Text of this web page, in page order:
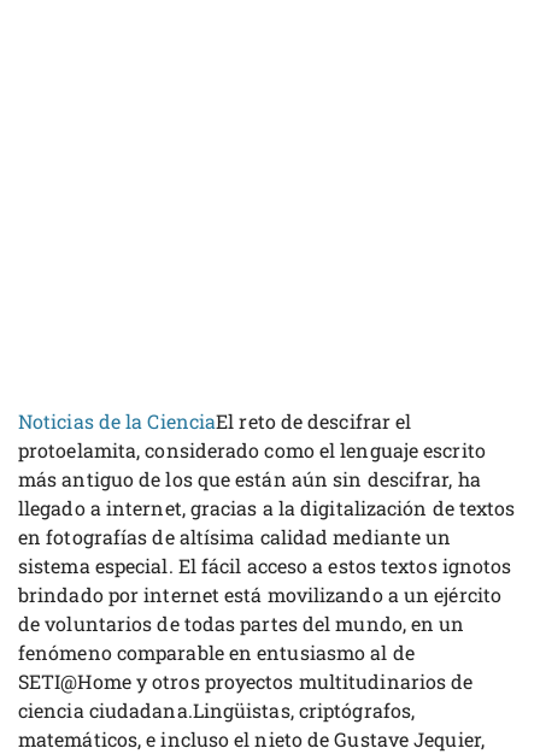
Noticias de la CienciaEl reto de descifrar el
protoelamita, considerado como el lenguaje escrito
más antiguo de los que están aún sin descifrar, ha
llegado a internet, gracias a la digitalización de textos
en fotografías de altísima calidad mediante un
sistema especial. El fácil acceso a estos textos ignotos
brindado por internet está movilizando a un ejército
de voluntarios de todas partes del mundo, en un
fenómeno comparable en entusiasmo al de
SETI@Home y otros proyectos multitudinarios de
ciencia ciudadana.Lingüistas, criptógrafos,
matemáticos, e incluso el nieto de Gustave Jequier,